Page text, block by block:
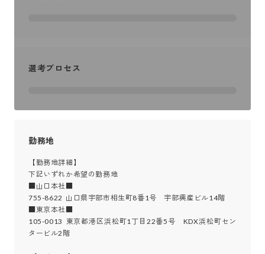
選考プロセス
勤務地
【勤務地詳細】
下記いずれか希望の勤務地
■山口本社■
755-8622  山口県宇部市相生町8番1号　宇部興産ビル14階
■東京本社■
105-0013  東京都港区浜松町1丁目22番5号　KDX浜松町セン
タービル2階